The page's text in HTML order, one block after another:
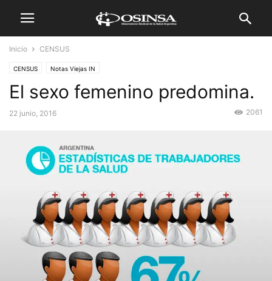
Inicio CENSUS
CENSUS Notas Viejas IN
El sexo femenino predomina.
22 junio, 2016 2061